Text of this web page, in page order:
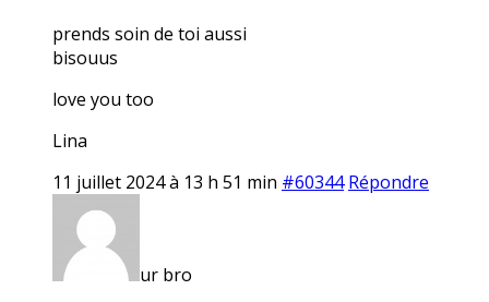
prends soin de toi aussi
bisouus
love you too
Lina
11 juillet 2024 à 13 h 51 min #60344 Répondre
ur bro